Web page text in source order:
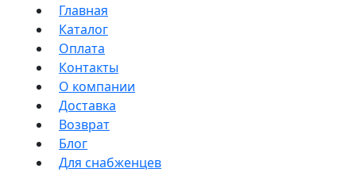
Главная
Каталог
Оплата
Контакты
О компании
Доставка
Возврат
Блог
Для снабженцев